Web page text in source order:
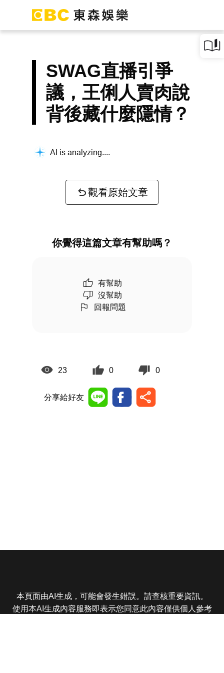
SWAG直播引爭
議，王俐人賣肉說
背後藏什麼隱情？
AI is analyzing...
觀看原始文章
你覺得這篇文章有幫助嗎？
有幫助
沒幫助
回報問題
23 0 0
分享給好友
本頁面由AI生成，可能會發生錯誤。請查核重要資訊。
使用本AI生成內容服務即表示您同意此內容僅供個人參考